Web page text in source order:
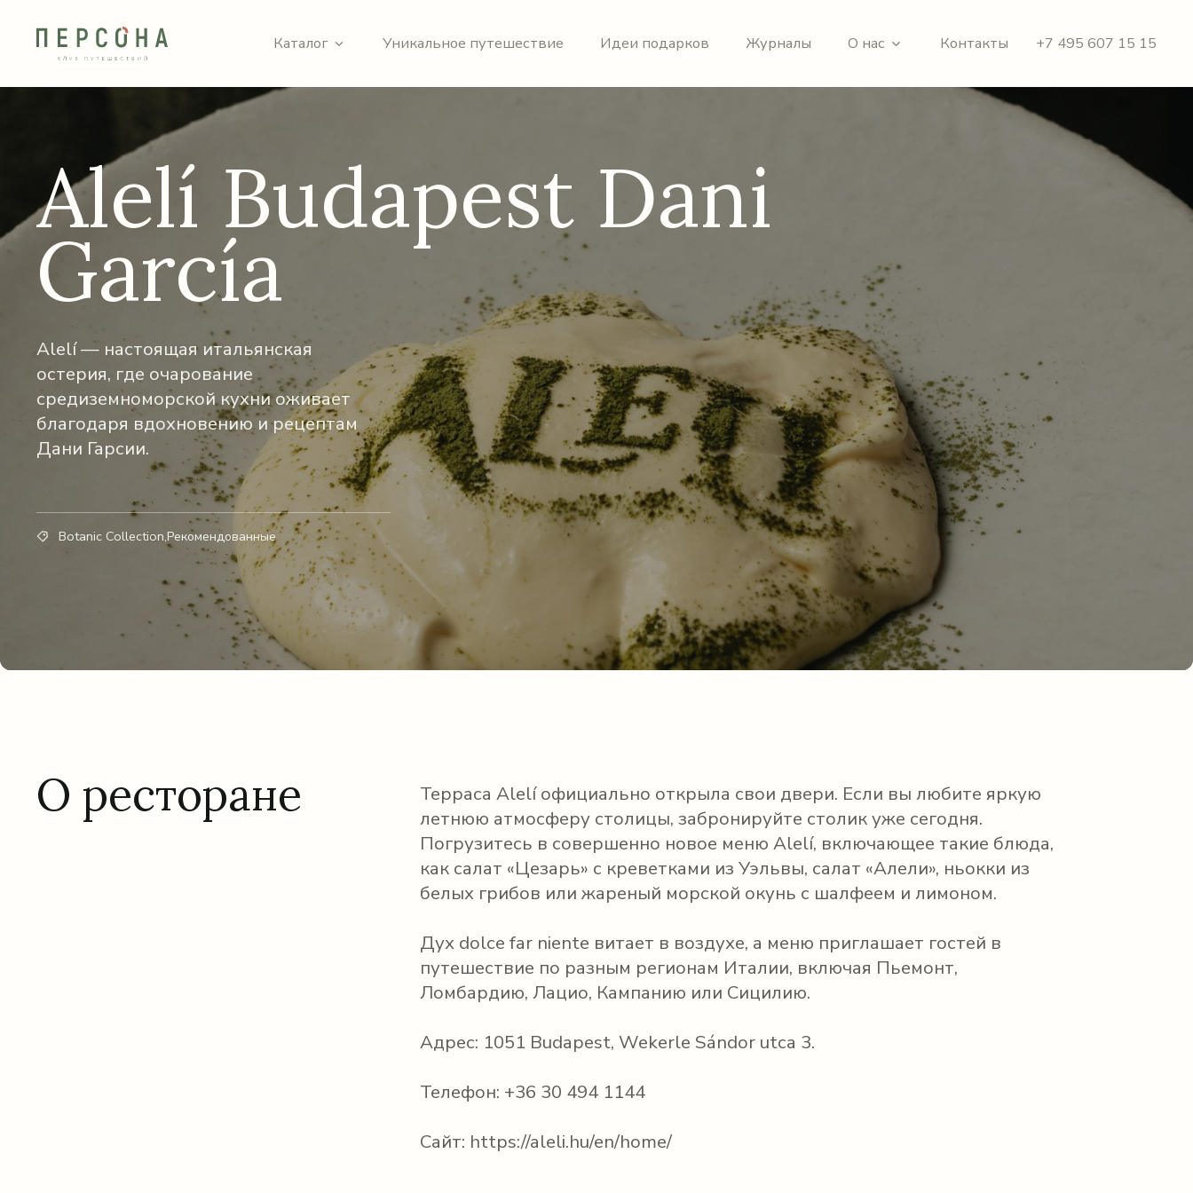
Каталог Уникальное путешествие Идеи подарков Журналы О нас Контакты +7 495 607 15 15
Alelí Budapest Dani
García
Alelí — настоящая итальянская
остерия, где очарование
средиземноморской кухни оживает
благодаря вдохновению и рецептам
Дани Гарсии.
Botanic Collection,Рекомендованные
О ресторане
Терраса Alelí официально открыла свои двери. Если вы любите яркую
летнюю атмосферу столицы, забронируйте столик уже сегодня.
Погрузитесь в совершенно новое меню Alelí, включающее такие блюда,
как салат «Цезарь» с креветками из Уэльвы, салат «Алели», ньокки из
белых грибов или жареный морской окунь с шалфеем и лимоном.
Дух dolce far niente витает в воздухе, а меню приглашает гостей в
путешествие по разным регионам Италии, включая Пьемонт,
Ломбардию, Лацио, Кампанию или Сицилию.
Адрес: 1051 Budapest, Wekerle Sándor utca 3.
Телефон: +36 30 494 1144
Сайт: https://aleli.hu/en/home/